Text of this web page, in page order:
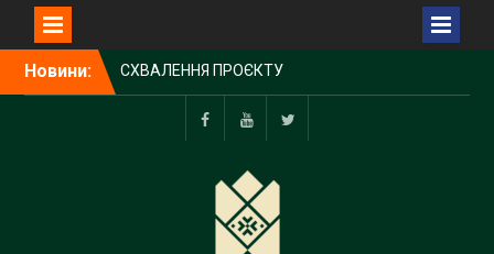
Новини:
СХВАЛЕННЯ ПРОЄКТУ
СТРАТЕГІЇ РОЗВИТКУ
Відвідали IT-компанію
Змагання автономних
роботів Robotraffic 2026
FacebookYoutubeTwitter